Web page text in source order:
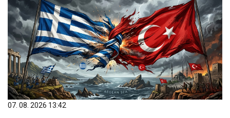
07. 08. 2026 13:42